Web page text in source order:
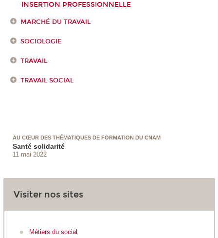
INSERTION PROFESSIONNELLE
MARCHÉ DU TRAVAIL
SOCIOLOGIE
TRAVAIL
TRAVAIL SOCIAL
AU CŒUR DES THÉMATIQUES DE FORMATION DU CNAM
Santé solidarité
11 mai 2022
Visiter nos sites
Métiers du social